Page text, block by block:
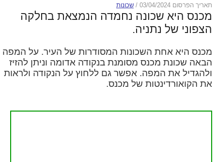
תאריך הפרסום 03/04/2024 / שכונות
מכנס היא שכונה נחמדה הנמצאת בחלקה
הצפוני של נתניה.
מכנס היא אחת השכונות המסודרות של העיר. על המפה
הבאה שכונת מכנס מסומנת בנקודה אדומה וניתן להזיז
ולהגדיל את המפה. אפשר גם ללחוץ על הנקודה ולראות
את הקואורדינטות של מכנס.